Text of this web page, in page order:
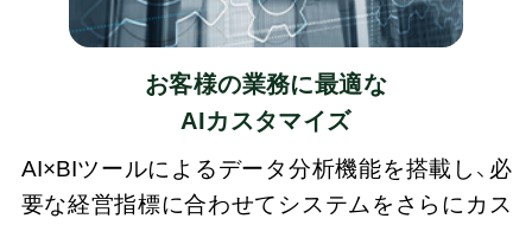
お客様の業務に最適な
AIカスタマイズ
AI×BIツールによるデータ分析機能を搭載し、必
要な経営指標に合わせてシステムをさらにカス